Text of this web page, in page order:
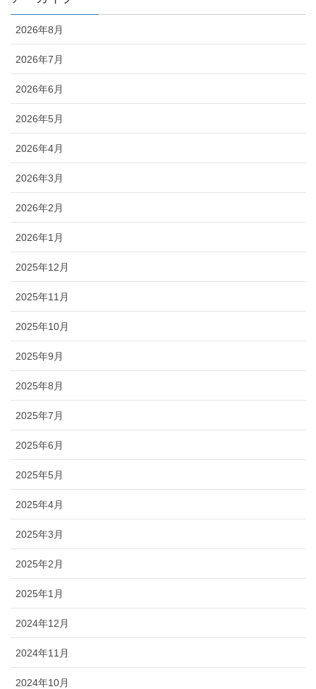
2026年8月
2026年7月
2026年6月
2026年5月
2026年4月
2026年3月
2026年2月
2026年1月
2025年12月
2025年11月
2025年10月
2025年9月
2025年8月
2025年7月
2025年6月
2025年5月
2025年4月
2025年3月
2025年2月
2025年1月
2024年12月
2024年11月
2024年10月